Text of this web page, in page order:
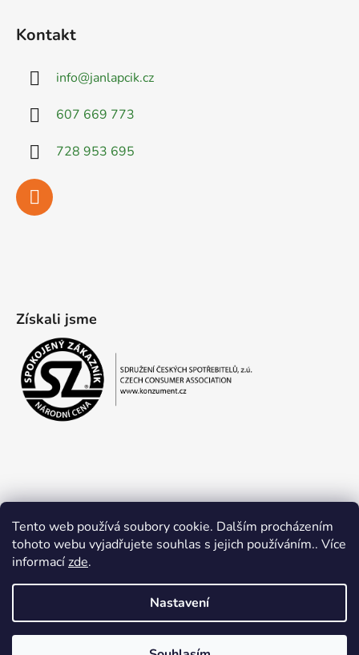
Tento web používá soubory cookie. Dalším procházením
tohoto webu vyjadřujete souhlas s jejich používáním.. Více
informacízde.
Nastavení
Kontakt
info@janlapcik.cz
607 669 773
728 953 695
Získali jsme
Obchodní podmínky Ochrana osobních údajů